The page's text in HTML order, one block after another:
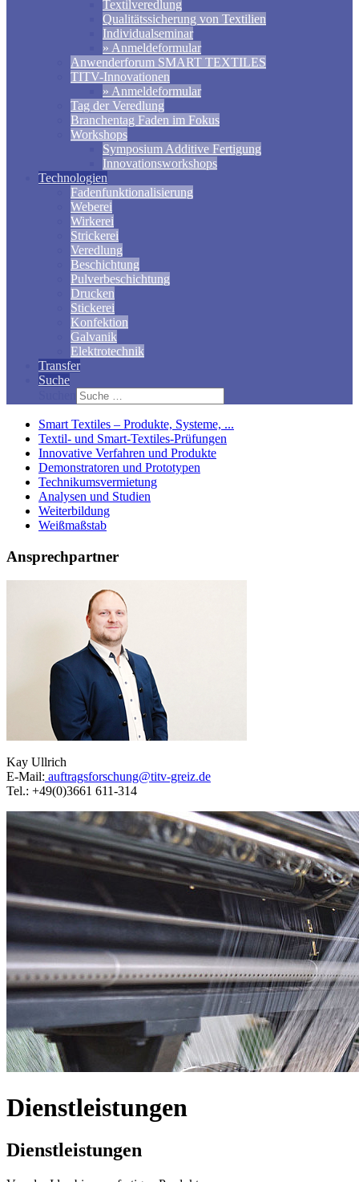
Textilveredlung
Qualitätssicherung von Textilien
Individualseminar
» Anmeldeformular
Anwenderforum SMART TEXTILES
TITV-Innovationen
» Anmeldeformular
Tag der Veredlung
Branchentag Faden im Fokus
Workshops
Symposium Additive Fertigung
Innovationsworkshops
Technologien
Fadenfunktionalisierung
Weberei
Wirkerei
Strickerei
Veredlung
Beschichtung
Pulverbeschichtung
Drucken
Stickerei
Konfektion
Galvanik
Elektrotechnik
Transfer
Suche
Smart Textiles – Produkte, Systeme, ...
Textil- und Smart-Textiles-Prüfungen
Innovative Verfahren und Produkte
Demonstratoren und Prototypen
Technikumsvermietung
Analysen und Studien
Weiterbildung
Weißmaßstab
Ansprechpartner
Kay Ullrich
E-Mail: auftragsforschung@titv-greiz.de
Tel.: +49(0)3661 611-314
Dienstleistungen
Dienstleistungen